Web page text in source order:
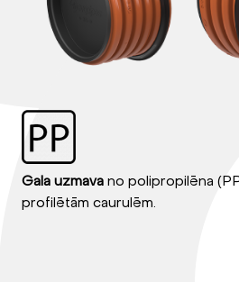
Gala uzmava no polipropilēna
profilētām caurulēm.